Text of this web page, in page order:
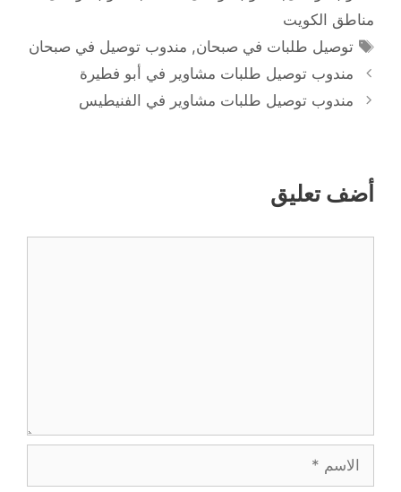
مناطق الكويت
الوسوم
توصيل طلبات في صبحان, مندوب توصيل في صبحان
مندوب توصيل طلبات مشاوير في أبو فطيرة
مندوب توصيل طلبات مشاوير في الفنيطيس
أضف تعليق